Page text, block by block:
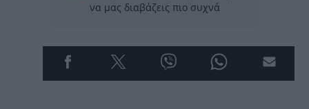
να μας διαβάζεις πιο συχνά